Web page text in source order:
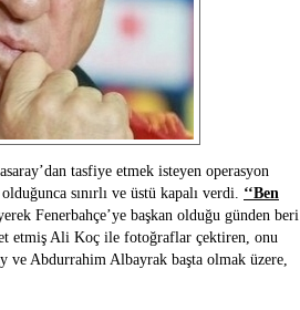
tasfiye etmek isteyen operasyon
sınırlı ve üstü kapalı verdi. ‘‘Ben
Fenerbahçe’ye başkan olduğu günden beri
etmiş Ali Koç ile fotoğraflar çektiren, onu
ve Abdurrahim Albayrak başta olmak üzere,